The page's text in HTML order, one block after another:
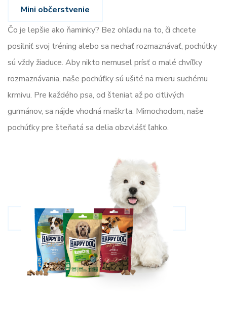
Mini občerstvenie
Čo je lepšie ako ňaminky? Bez ohľadu na to, či chcete
posilniť svoj tréning alebo sa nechať rozmaznávať, pochúťky
sú vždy žiaduce. Aby nikto nemusel prísť o malé chvíľky
rozmaznávania, naše pochúťky sú ušité na mieru suchému
krmivu. Pre každého psa, od šteniat až po citlivých
gurmánov, sa nájde vhodná maškrta. Mimochodom, naše
pochúťky pre šteňatá sa delia obzvlášť ľahko.